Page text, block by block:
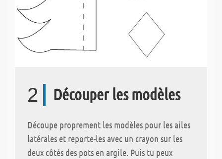
2 Découper les modèles
Découpe proprement les modèles pour les ailes
latérales et reporte-les avec un crayon sur les
deux côtés des pots en argile. Puis tu peux